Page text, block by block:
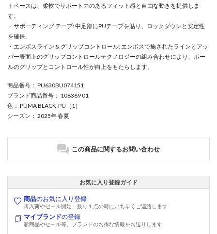
トベースは、柔軟でサポート力のあるフィット感と自由な動きを提供しま
す。
・サポーティング テープ: 中足部にPUテープを貼り、ロックダウンと安定性
を確保。
・エンボスライン & グリップコントロール: エンボスで施されたラインとアッ
パー表面上のグリップコントロールテクノロジーの組み合わせにより、ボー
ルのグリップとコントロール性が向上をもたらします。
商品番号 ： PU630BU074151
ブランド商品番号 ： 108369 01
色 ： PUMA BLACK-PU（1）
シーズン ： 2025年 春夏
この商品に関するお問い合わせ
お気に入り登録ガイド
商品のお気に入り登録
再入荷やセール開始、残り１点の時にいち早くご連絡します
マイブランドの登録
新商品やセール等、ブランドのお得な情報をお送りします